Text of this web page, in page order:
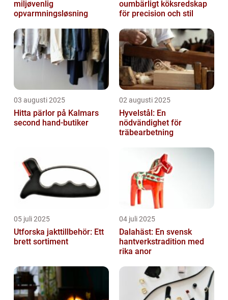
miljøvenlig
opvarmningsløsning
oumbärligt köksredskap
för precision och stil
03 augusti 2025
Hitta pärlor på Kalmars
second hand-butiker
02 augusti 2025
Hyvelstål: En
nödvändighet för
träbearbetning
05 juli 2025
Utforska jakttillbehör: Ett
brett sortiment
04 juli 2025
Dalahäst: En svensk
hantverkstradition med
rika anor